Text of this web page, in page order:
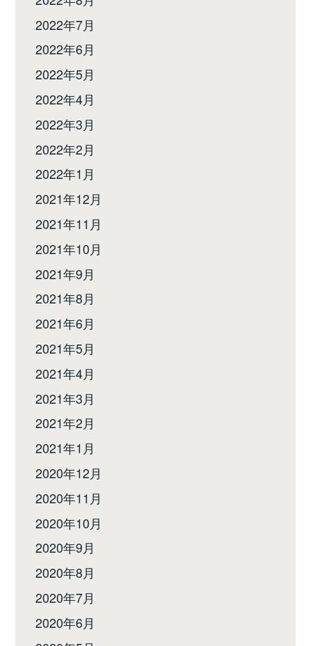
2022年7月
2022年6月
2022年5月
2022年4月
2022年3月
2022年2月
2022年1月
2021年12月
2021年11月
2021年10月
2021年9月
2021年8月
2021年6月
2021年5月
2021年4月
2021年3月
2021年2月
2021年1月
2020年12月
2020年11月
2020年10月
2020年9月
2020年8月
2020年7月
2020年6月